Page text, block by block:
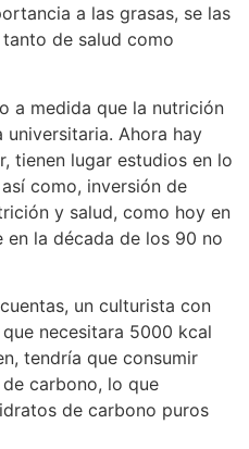
a las grasas, se las
de salud como
a medida que la nutrición
universitaria. Ahora hay
tienen lugar estudios en lo
como, inversión de
y salud, como hoy en
en la década de los 90 no
un culturista con
necesitara 5000 kcal
tendría que consumir
carbono, lo que
de carbono puros